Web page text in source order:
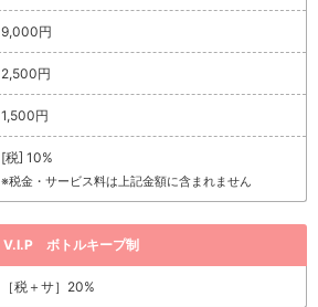
9,000円
2,500円
1,500円
[税] 10%
※税金・サービス料は上記金額に含まれません
V.I.P ボトルキープ制
［税＋サ］20%